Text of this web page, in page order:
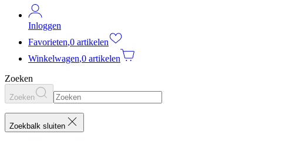
Inloggen
Favorieten,0 artikelen
Winkelwagen,0 artikelen
Zoeken
Zoeken
Zoekbalk sluiten